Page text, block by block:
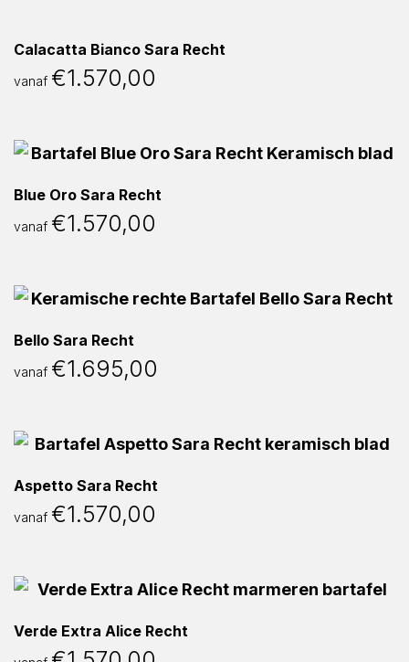
Calacatta Bianco Sara Recht
vanaf €1.570,00
Blue Oro Sara Recht
vanaf €1.570,00
Bello Sara Recht
vanaf €1.695,00
Aspetto Sara Recht
vanaf €1.570,00
Verde Extra Alice Recht